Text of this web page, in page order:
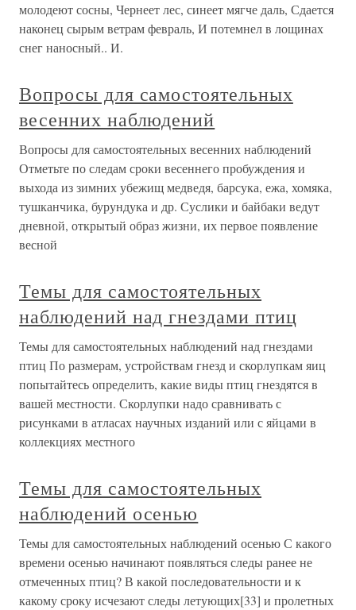
молодеют сосны, Чернеет лес, синеет мягче даль, Сдается
наконец сырым ветрам февраль, И потемнел в лощинах
снег наносный.. И.
Вопросы для самостоятельных
весенних наблюдений
Вопросы для самостоятельных весенних наблюдений
Отметьте по следам сроки весеннего пробуждения и
выхода из зимних убежищ медведя, барсука, ежа, хомяка,
тушканчика, бурундука и др. Суслики и байбаки ведут
дневной, открытый образ жизни, их первое появление
весной
Темы для самостоятельных
наблюдений над гнездами птиц
Темы для самостоятельных наблюдений над гнездами
птиц По размерам, устройствам гнезд и скорлупкам яиц
попытайтесь определить, какие виды птиц гнездятся в
вашей местности. Скорлупки надо сравнивать с
рисунками в атласах научных изданий или с яйцами в
коллекциях местного
Темы для самостоятельных
наблюдений осенью
Темы для самостоятельных наблюдений осенью С какого
времени осенью начинают появляться следы ранее не
отмеченных птиц? В какой последовательности и к
какому сроку исчезают следы летующих[33] и пролетных